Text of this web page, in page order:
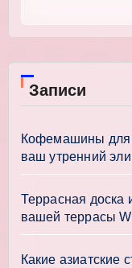
Записи
Кофемашины для
ваш утренний
Террасная доска
вашей террасы
Какие азиатские